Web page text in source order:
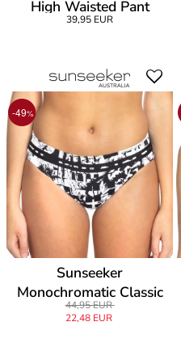
High Waisted Pant
39,95 EUR
-49%
Sunseeker
Monochromatic Classic
Pant
44,95 EUR
22,48 EUR